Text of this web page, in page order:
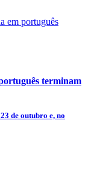
terminam
de outubro e, no